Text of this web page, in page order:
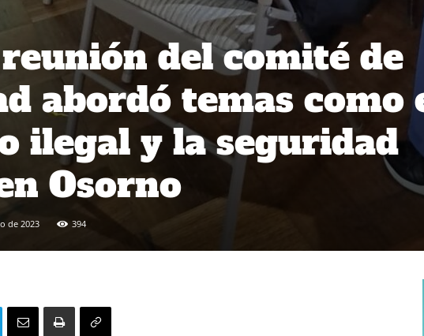
del comité de
abordó temas como
ilegal y la seguridad
Osorno
de 2023 394